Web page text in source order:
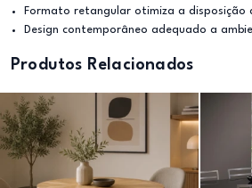
Formato retangular otimiza a disposição
Design contemporâneo adequado a
Produtos Relacionados